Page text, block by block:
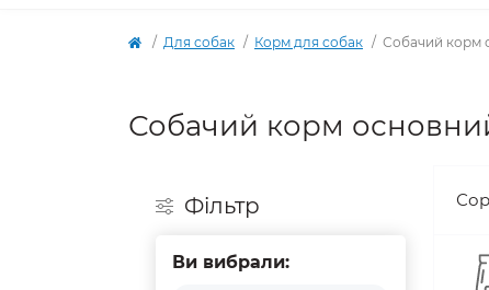
Для собак Корм для собак Собачий корм
Собачий корм
Фiльтр
Ви вибрали: